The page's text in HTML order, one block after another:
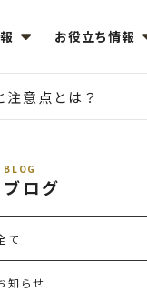
お役立ち情報
意点とは？
BLOG
ブログ
て
知らせ